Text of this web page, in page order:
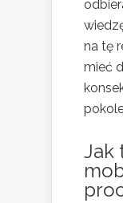
na tę
mieć
Jak